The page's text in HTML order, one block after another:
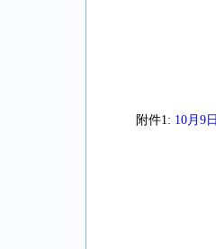
附件1: 10月9